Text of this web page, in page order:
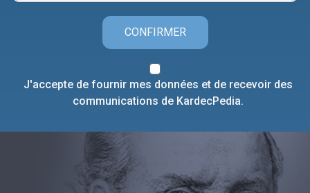
CONFIRMER
J'accepte de fournir mes données et de recevoir des
communications de KardecPedia.